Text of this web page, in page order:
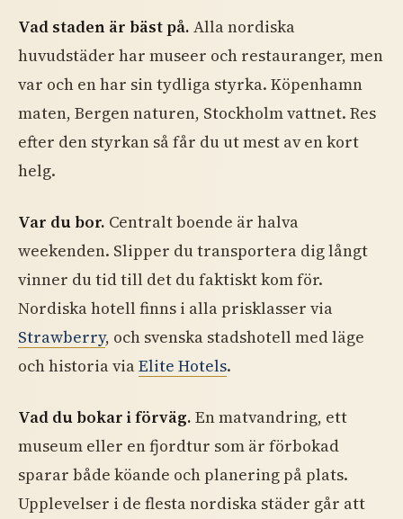
Vad staden är bäst på. Alla nordiska
huvudstäder har museer och restauranger, men
var och en har sin tydliga styrka. Köpenhamn
maten, Bergen naturen, Stockholm vattnet. Res
efter den styrkan så får du ut mest av en kort
helg.
Var du bor. Centralt boende är halva
weekenden. Slipper du transportera dig långt
vinner du tid till det du faktiskt kom för.
Nordiska hotell finns i alla prisklasser via
Strawberry, och svenska stadshotell med läge
och historia viaElite Hotels.
Vad du bokar i förväg. En matvandring, ett
museum eller en fjordtur som är förbokad
sparar både köande och planering på plats.
Upplevelser i de flesta nordiska städer går att